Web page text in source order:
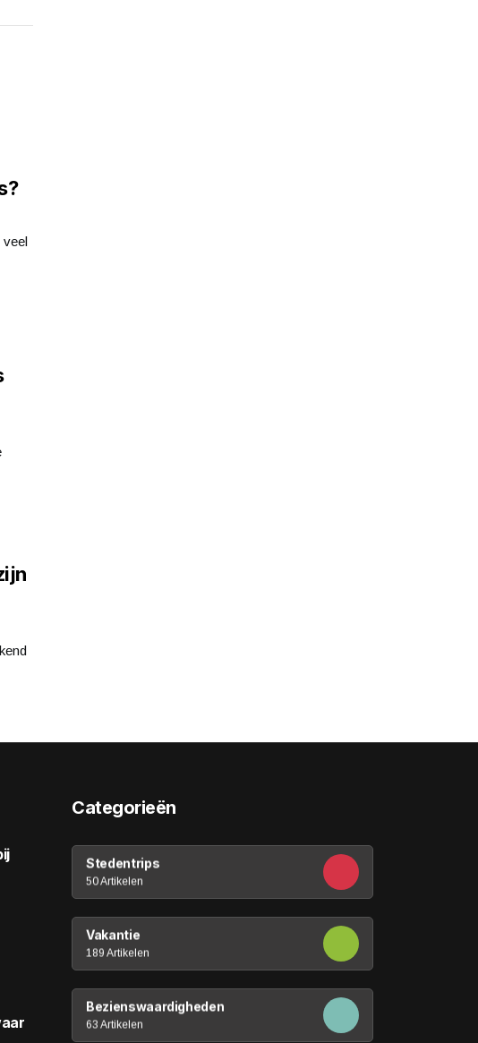
veel
Categorieën
Stedentrips
50 Artikelen
Vakantie
189 Artikelen
Bezienswaardigheden
63 Artikelen